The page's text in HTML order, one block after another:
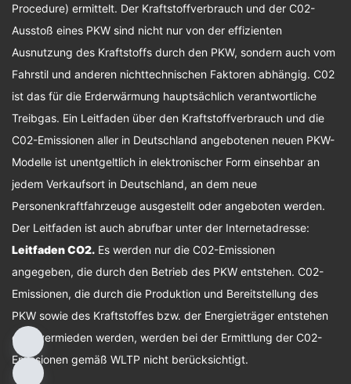
Procedure) ermittelt. Der Kraftstoffverbrauch und der C02-
Ausstoß eines PKW sind nicht nur von der effizienten
Ausnutzung des Kraftstoffs durch den PKW, sondern auch vom
Fahrstil und anderen nichttechnischen Faktoren abhängig. C02
ist das für die Erderwärmung hauptsächlich verantwortliche
Treibgas. Ein Leitfaden über den Kraftstoffverbrauch und die
C02-Emissionen aller in Deutschland angebotenen neuen PKW-
Modelle ist unentgeltlich in elektronischer Form einsehbar an
jedem Verkaufsort in Deutschland, an dem neue
Personenkraftfahrzeuge ausgestellt oder angeboten werden.
Der Leitfaden ist auch abrufbar unter der Internetadresse:
Leitfaden CO2. Es werden nur die C02-Emissionen
angegeben, die durch den Betrieb des PKW entstehen. C02-
Emissionen, die durch die Produktion und Bereitstellung des
PKW sowie des Kraftstoffes bzw. der Energieträger entstehen
oder vermieden werden, werden bei der Ermittlung der C02-
Emissionen gemäß WLTP nicht berücksichtigt.